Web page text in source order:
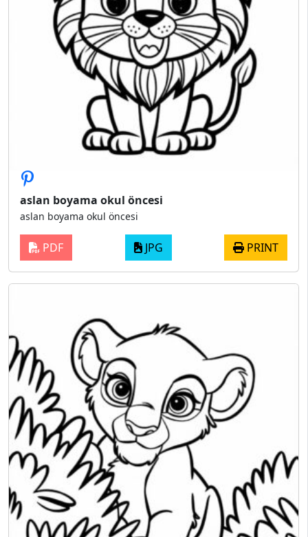
aslan boyama okul öncesi
aslan boyama okul öncesi
PDF JPG PRINT